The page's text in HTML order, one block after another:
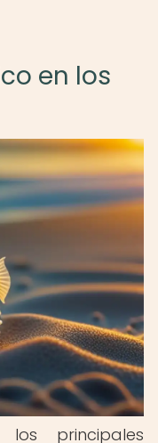
en los
principales